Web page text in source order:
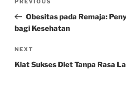
Previous
PostObesitas pada Remaja:
bagi Kesehatan
Next
Post
NEXT
Kiat Sukses Diet Tanpa Rasa